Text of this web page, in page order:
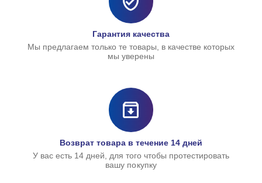
Гарантия качества
Мы предлагаем только те товары, в качестве которых
мы уверены
Возврат товара в течение 14 дней
У вас есть 14 дней, для того чтобы протестировать
вашу покупку